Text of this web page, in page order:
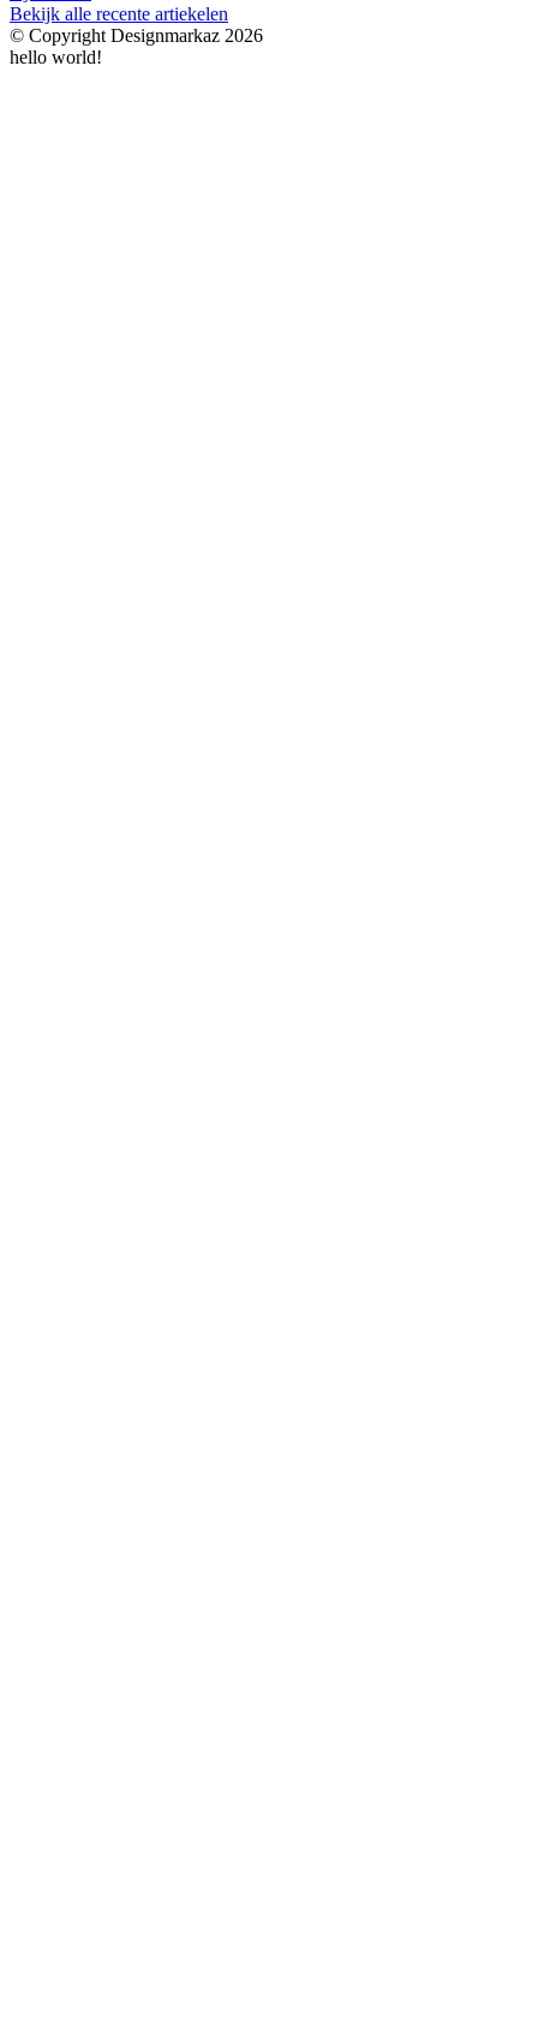
Bekijk alle recente artiekelen
© Copyright Designmarkaz 2026
hello world!